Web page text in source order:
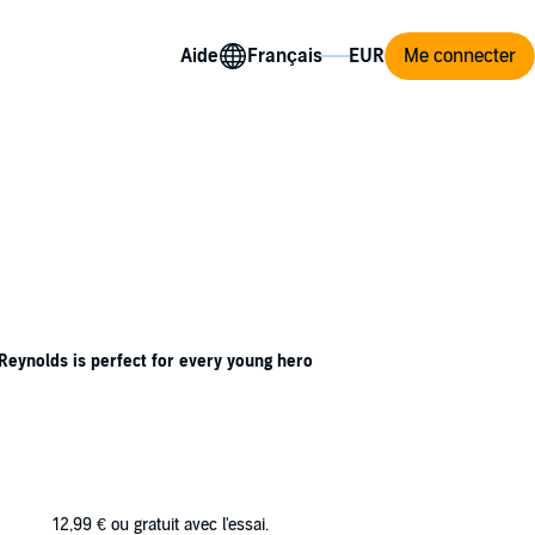
Aide Me connecter
is perfect for every young hero
12,99 € ou gratuit avec l'essai.